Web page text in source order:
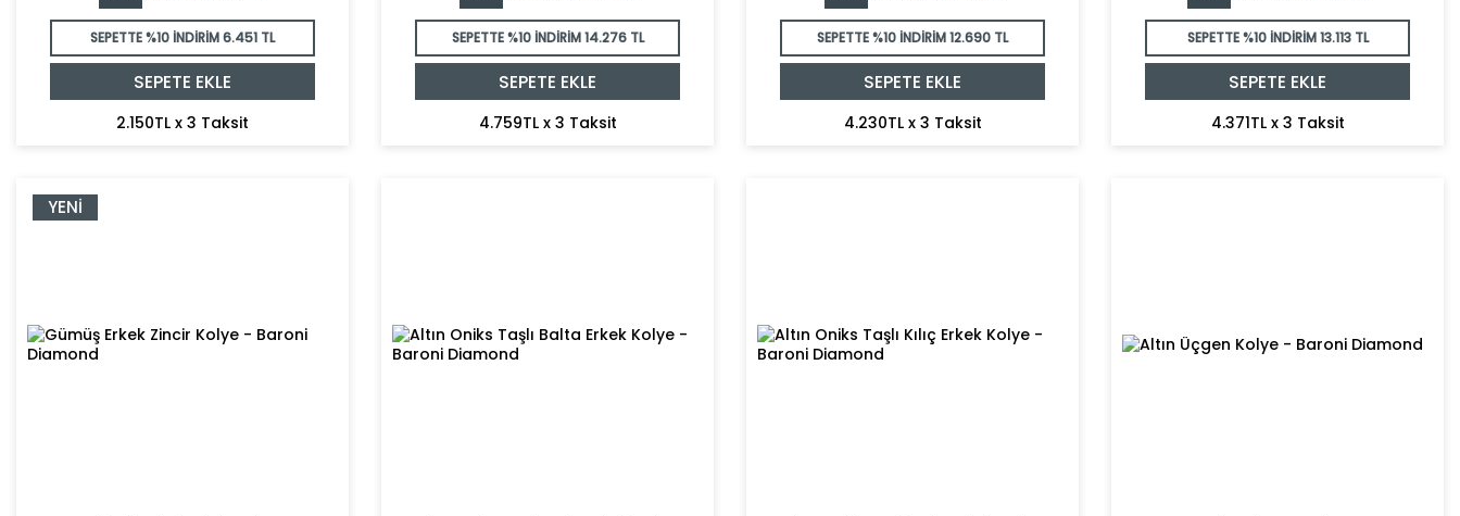
SEPETTE %10 İNDİRİM6.451 TL
SEPETE EKLE
2.150TL x 3 Taksit
SEPETTE %10 İNDİRİM14.276 TL
SEPETE EKLE
4.759TL x 3 Taksit
SEPETTE %10 İNDİRİM12.690 TL
SEPETE EKLE
4.230TL x 3 Taksit
SEPETTE %10 İNDİRİM13.113 TL
SEPETE EKLE
4.371TL x 3 Taksit
YENI